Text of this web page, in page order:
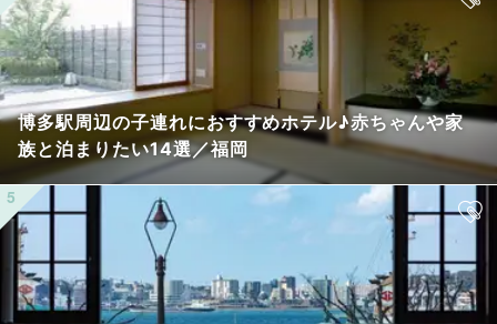
博多駅周辺の子連れにおすすめホテル♪赤ちゃんや家
族と泊まりたい14選／福岡